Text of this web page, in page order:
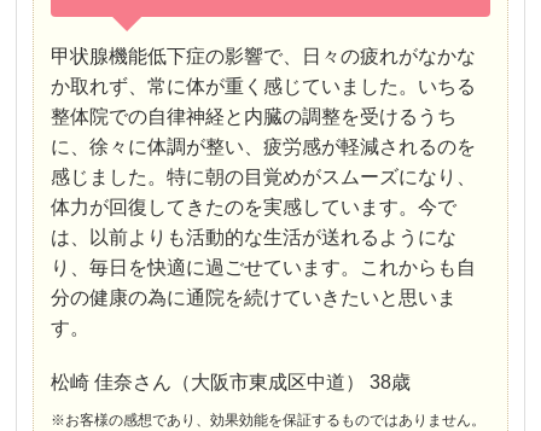
甲状腺機能低下症の影響で、日々の疲れがなかな
か取れず、常に体が重く感じていました。いちる
整体院での自律神経と内臓の調整を受けるうち
に、徐々に体調が整い、疲労感が軽減されるのを
感じました。特に朝の目覚めがスムーズになり、
体力が回復してきたのを実感しています。今で
は、以前よりも活動的な生活が送れるようにな
り、毎日を快適に過ごせています。これからも自
分の健康の為に通院を続けていきたいと思いま
す。
松崎 佳奈さん（大阪市東成区中道） 38歳
※お客様の感想であり、効果効能を保証するものではありません。